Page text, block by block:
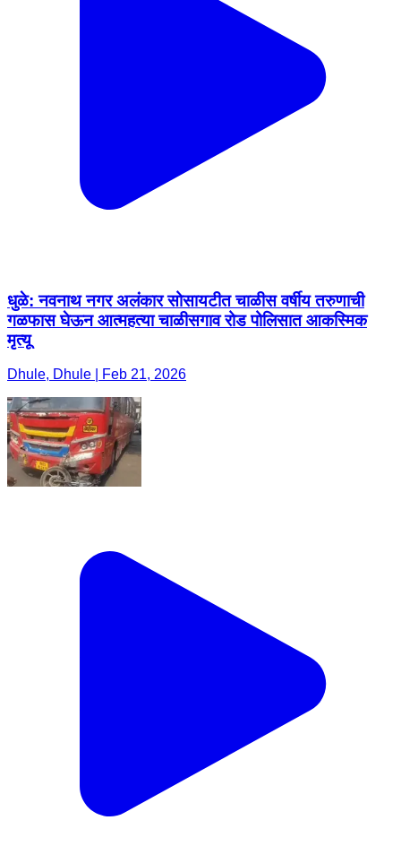
धुळे: नवनाथ नगर अलंकार सोसायटीत चाळीस वर्षीय तरुणाची
गळफास घेऊन आत्महत्या चाळीसगाव रोड पोलिसात आकस्मिक
मृत्यू
Dhule, Dhule | Feb 21, 2026